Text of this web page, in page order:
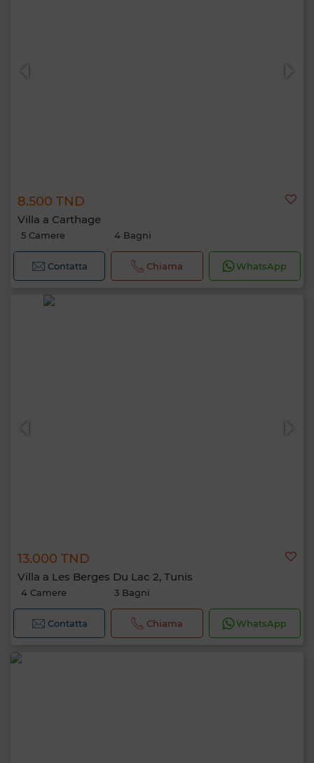
8.500 TND
Villa a Carthage
5 Camere 4 Bagni
Contatta Chiama WhatsApp
13.000 TND
Villa a Les Berges Du Lac 2, Tunis
4 Camere 3 Bagni
Contatta Chiama WhatsApp